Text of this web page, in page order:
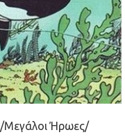
Μεγάλοι Ήρωες